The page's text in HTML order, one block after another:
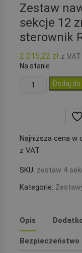
Zestaw
sekcje 12
sterownik
2 015,22 zł z VAT
Na stanie
ilość
4
sekcje
12
5004
RSD
Dodaj
Najniższa cena w
z VAT
SKU: zestaw 4
Kategorie:
Opis
Bezpieczeństwo